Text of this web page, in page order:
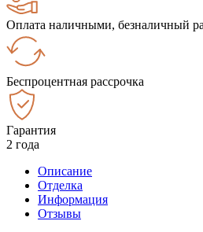
Оплата наличными, безналичный
Беспроцентная рассрочка
Гарантия
2 года
Описание
Отделка
Информация
Отзывы